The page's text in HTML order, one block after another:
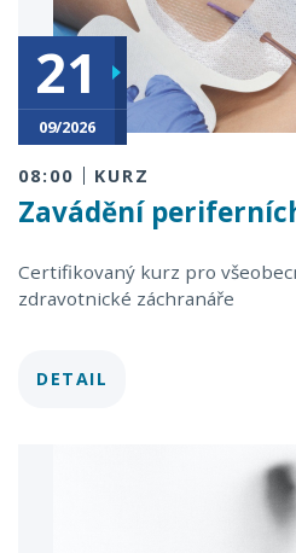
21
09/2026
25
09/2026
08:00 KURZ
Zavádění
Certifikovaný kurz pro
zdravotnické záchranáře
DETAIL